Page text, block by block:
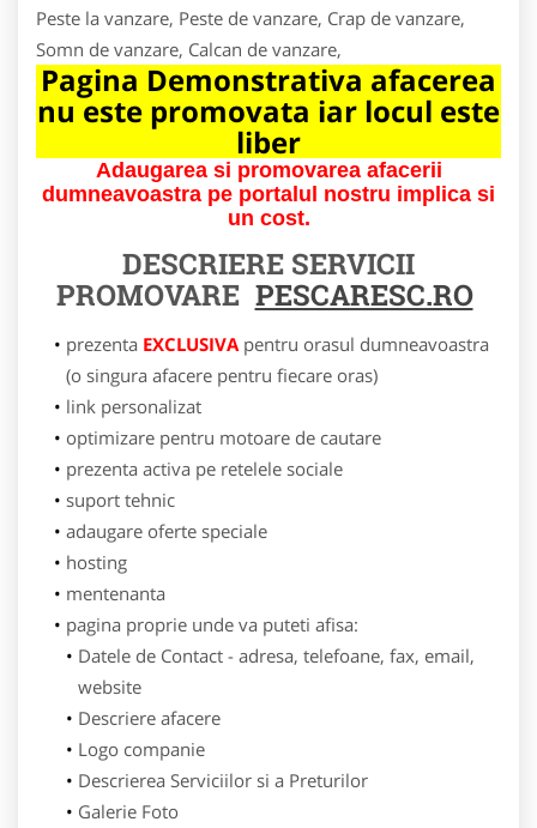
Peste la vanzare, Peste de vanzare, Crap de vanzare,
Somn de vanzare, Calcan de vanzare,
Pagina Demonstrativa afacerea
nu este promovata iar locul este
liber
Adaugarea si promovarea afacerii
dumneavoastra pe portalul nostru implica si
un cost.
DESCRIERE SERVICII
PROMOVARE PESCARESC.RO
prezenta EXCLUSIVApentru orasul dumneavoastra
(o singura afacere pentru fiecare oras)
link personalizat
optimizare pentru motoare de cautare
prezenta activa pe retelele sociale
suport tehnic
adaugare oferte speciale
hosting
mentenanta
pagina proprie unde va puteti afisa:
Datele de Contact - adresa, telefoane, fax, email,
website
Descriere afacere
Logo companie
Descrierea Serviciilor si a Preturilor
Galerie Foto